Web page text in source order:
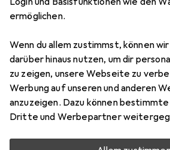
ermöglichen.
Wenn du allem zustimmst, können
darüber hinaus nutzen, um dir
zu zeigen, unsere Webseite zu
Werbung auf unseren und anderen
anzuzeigen. Dazu können
Dritte und Werbepartner
Wtb Silverado
EUR
1,77
Angebot für
Bewertungen